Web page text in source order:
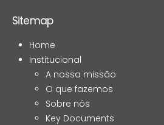
Sitemap
Home
Institucional
A nossa missão
O que fazemos
Sobre nós
Key Documents